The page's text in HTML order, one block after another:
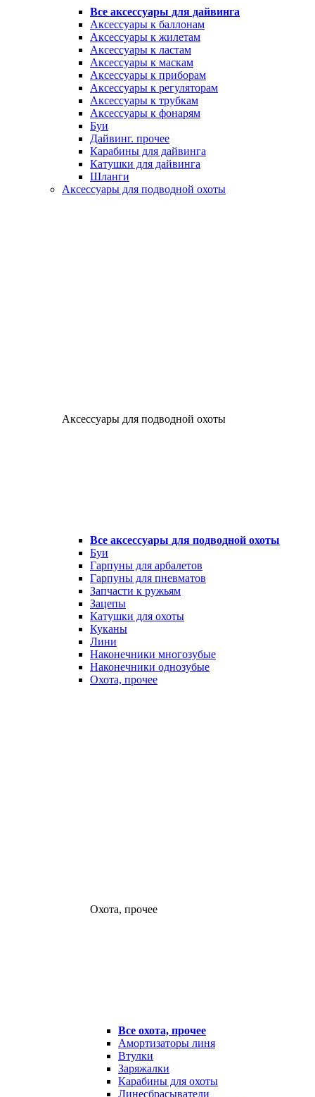
Все аксессуары для дайвинга
Аксессуары к баллонам
Аксессуары к жилетам
Аксессуары к ластам
Аксессуары к маскам
Аксессуары к приборам
Аксессуары к регуляторам
Аксессуары к трубкам
Аксессуары к фонарям
Буи
Дайвинг. прочее
Карабины для дайвинга
Катушки для дайвинга
Шланги
Аксессуары для подводной охоты
Аксессуары для подводной охоты
Все аксессуары для подводной охоты
Буи
Гарпуны для арбалетов
Гарпуны для пневматов
Запчасти к ружьям
Зацепы
Катушки для охоты
Куканы
Лини
Наконечники многозубые
Наконечники однозубые
Охота, прочее
Охота, прочее
Все охота, прочее
Амортизаторы линя
Втулки
Заряжалки
Карабины для охоты
Линесбрасыватели